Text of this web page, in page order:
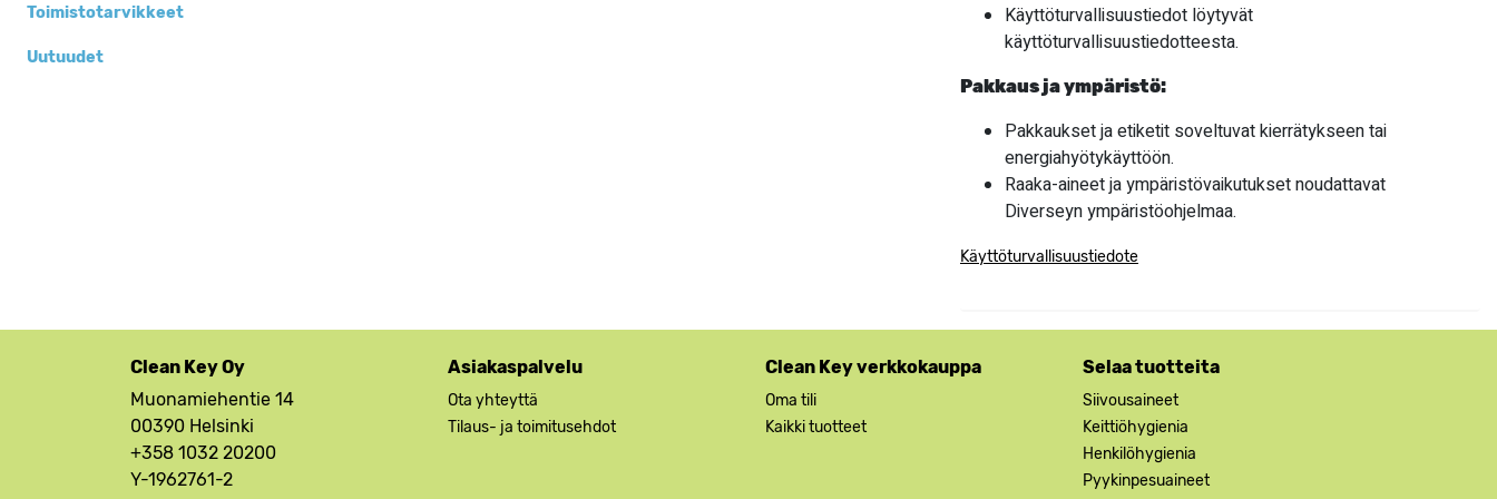
Toimistotarvikkeet
Uutuudet
Käyttöturvallisuustiedot löytyvät
käyttöturvallisuustiedotteesta.
Pakkaus ja ympäristö:
Pakkaukset ja etiketit soveltuvat kierrätykseen tai
energiahyötykäyttöön.
Raaka-aineet ja ympäristövaikutukset noudattavat
Diverseyn ympäristöohjelmaa.
Käyttöturvallisuustiedote
Clean Key Oy
Muonamiehentie 14
00390 Helsinki
+358 1032 20200
Y-1962761-2
Asiakaspalvelu
Ota yhteyttä
Tilaus- ja toimitusehdot
Clean Key verkkokauppa
Oma tili
Kaikki tuotteet
Selaa tuotteita
Siivousaineet
Keittiöhygienia
Henkilöhygienia
Pyykinpesuaineet